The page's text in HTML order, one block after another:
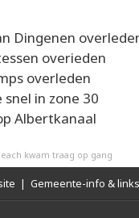
Dingenen
overieden
overleden
in zone 30
Albertkanaal
kwam traag op gang
| Gemeente-info & links